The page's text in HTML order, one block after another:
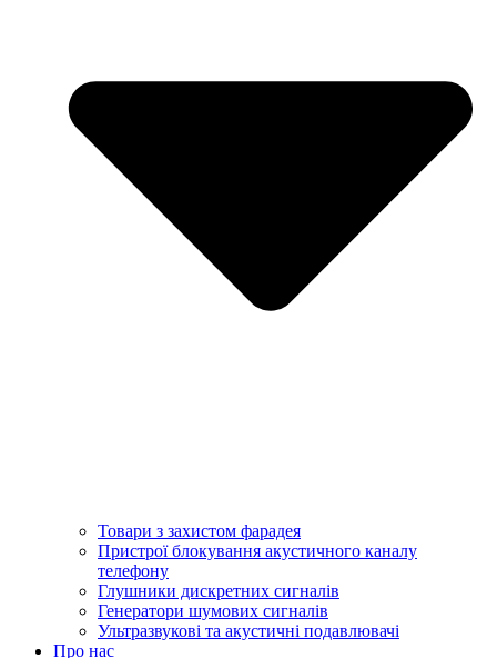
Товари з захистом фарадея
Пристрої блокування акустичного каналу
телефону
Глушники дискретних сигналів
Генератори шумових сигналів
Ультразвукові та акустичні подавлювачі
Про нас